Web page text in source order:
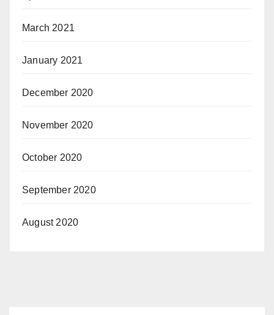
March 2021
January 2021
December 2020
November 2020
October 2020
September 2020
August 2020